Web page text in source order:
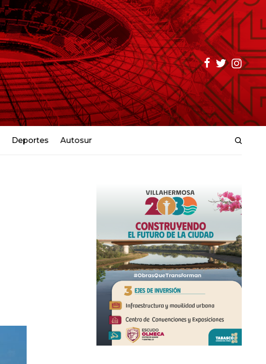
Deportes Autosur